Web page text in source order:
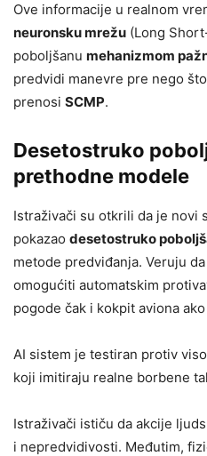
Ove informacije u realnom
neuronsku mrežu (Long
poboljšanu mehanizmom
predvidi manevre pre nego
prenosi SCMP.
Desetostruko
prethodne modele
Istraživači su otkrili da je novi
pokazao desetostruko
metode predviđanja. Veruju
omogućiti automatskim
pogode čak i kokpit aviona
AI sistem je testiran protiv
koji imitiraju realne borbene
Istraživači ističu da akcije
i nepredvidivosti. Međutim,